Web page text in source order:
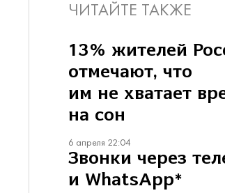
ЧИТАЙТЕ ТАКЖЕ
13% жителей
отмечают, что
им не хватает
на сон
6 апреля 22:04
Звонки через
и WhatsApp*